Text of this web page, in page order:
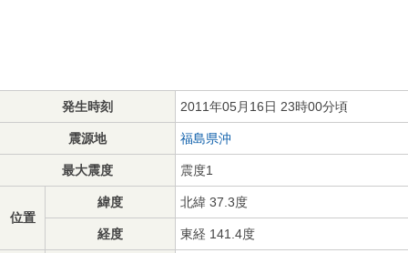
発生時刻 2011年05月16日 23時00分頃
震源地 福島県沖
最大震度 震度1
位置
緯度 北緯 37.3度
経度 東経 141.4度